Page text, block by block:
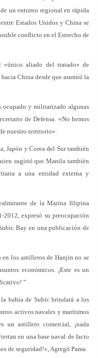
un entorno regional en rápida
Estados Unidos y China se
conflicto en el Estrecho de
«único aliado del tratado» de
China desde que asumió la
ocupado y militarizado algunas
de Defensa. «No hemos
nuestro territorio».
Japón y Corea del Sur también
sugirió que Manila también
a una entidad externa y
de la Marina filipina
expresó su preocupación
Bay en una publicación de
en los astilleros de Hanjin no se
económicos. ¡Este es un
”
bahía de Subic brindará a los
activos navales y marítimos
un astillero comercial, ¡nada
en una base naval de facto
de seguridad!», Agregó Pama.